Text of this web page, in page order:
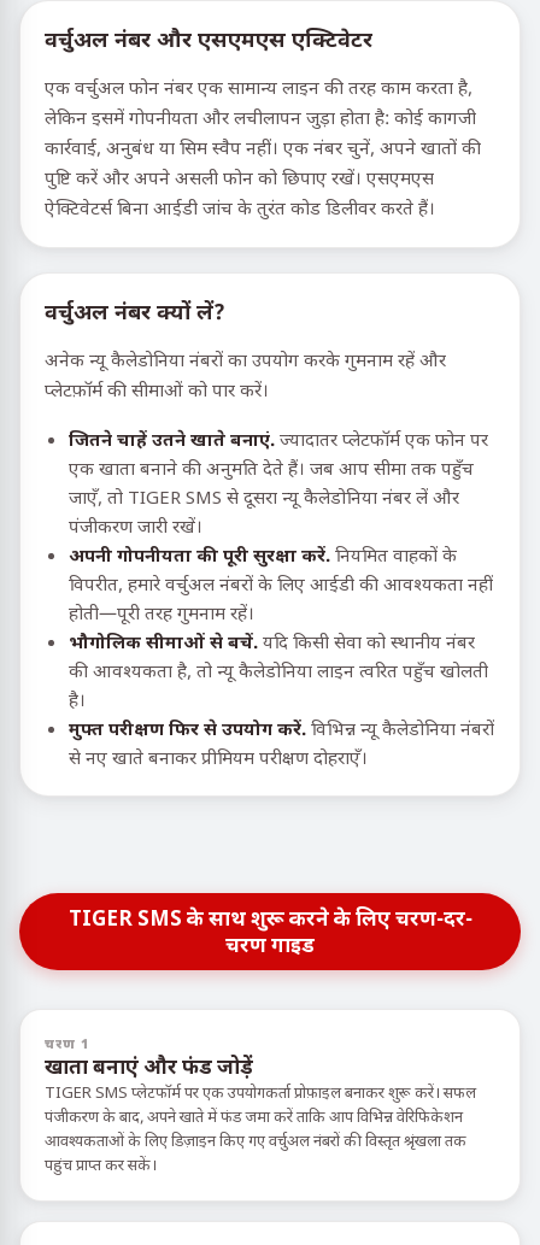
वर्चुअल नंबर और एसएमएस एक्टिवेटर
एक वर्चुअल फोन नंबर एक सामान्य लाइन की तरह काम करता है,
लेकिन इसमें गोपनीयता और लचीलापन जुड़ा होता है: कोई कागजी
कार्रवाई, अनुबंध या सिम स्वैप नहीं। एक नंबर चुनें, अपने खातों की
पुष्टि करें और अपने असली फोन को छिपाए रखें। एसएमएस
ऐक्टिवेटर्स बिना आईडी जांच के तुरंत कोड डिलीवर करते हैं।
वर्चुअल नंबर क्यों लें?
अनेक न्यू कैलेडोनिया नंबरों का उपयोग करके गुमनाम रहें और
प्लेटफ़ॉर्म की सीमाओं को पार करें।
जितने चाहें उतने खाते बनाएं. ज्यादातर प्लेटफॉर्म एक फोन पर
एक खाता बनाने की अनुमति देते हैं। जब आप सीमा तक पहुँच
जाएँ, तो TIGER SMS से दूसरा न्यू कैलेडोनिया नंबर लें और
पंजीकरण जारी रखें।
अपनी गोपनीयता की पूरी सुरक्षा करें. नियमित वाहकों के
विपरीत, हमारे वर्चुअल नंबरों के लिए आईडी की आवश्यकता नहीं
होती—पूरी तरह गुमनाम रहें।
भौगोलिक सीमाओं से बचें. यदि किसी सेवा को स्थानीय नंबर
की आवश्यकता है, तो न्यू कैलेडोनिया लाइन त्वरित पहुँच खोलती
है।
मुफ्त परीक्षण फिर से उपयोग करें. विभिन्न न्यू कैलेडोनिया नंबरों
से नए खाते बनाकर प्रीमियम परीक्षण दोहराएँ।
TIGER SMS के साथ शुरू करने के लिए चरण-दर-
चरण गाइड
चरण 1
खाता बनाएं और फंड जोड़ें
TIGER SMS प्लेटफॉर्म पर एक उपयोगकर्ता प्रोफ़ाइल बनाकर शुरू करें। सफल
पंजीकरण के बाद, अपने खाते में फंड जमा करें ताकि आप विभिन्न वेरिफिकेशन
आवश्यकताओं के लिए डिज़ाइन किए गए वर्चुअल नंबरों की विस्तृत श्रृंखला तक
पहुंच प्राप्त कर सकें।